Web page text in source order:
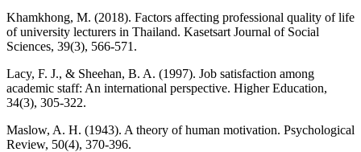
Khamkhong, M. (2018). Factors affecting professional quality of life
of university lecturers in Thailand. Kasetsart Journal of Social
Sciences, 39(3), 566-571.
Lacy, F. J., & Sheehan, B. A. (1997). Job satisfaction among
academic staff: An international perspective. Higher Education,
34(3), 305-322.
Maslow, A. H. (1943). A theory of human motivation. Psychological
Review, 50(4), 370-396.